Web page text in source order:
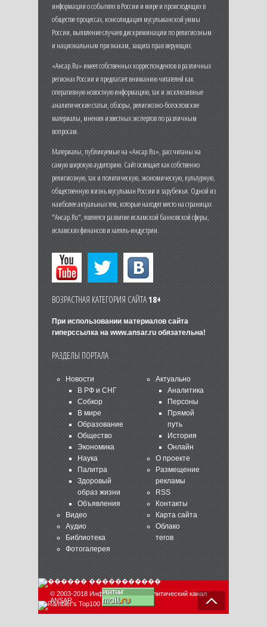
информации о событиях в России и мире и происходящих в
обществе процессах, консолидация мусульманской уммы
России, выявление случаев дискриминации по религиозным
и национальным признакам, защита прав верующих.
«Ансар.Ru» имеет собственных корреспондентов в различных
регионах России и предлагает вниманию читателей как
оперативную новостную информацию, так и эксклюзивные
аналитические статьи, обзоры, религиозно-богословские
материалы, мнения известных экспертов по различным
вопросам.
Материалы, публикуемые на «Ансар.Ru», рассчитаны на
самую широкую аудиторию. Сайт освещает как собственно
религиозную, так и политическую, экономическую, культурную,
общественную жизнь мусульман России и зарубежья. Одной из
наиболее актуальных тем, которые находят место на страницах
"Ансар.Ru", является развитие исламской банковской сферы,
исламских финансов и халяль-индустрии.
ВОЗРАСТНАЯ КАТЕГОРИЯ САЙТА18+
При использовании материалов сайта
гиперссылка на www.ansar.ruобязательна!
РАЗДЕЛЫ ПОРТАЛА
Новости
В РФ и СНГ
Собкор
В мире
Образование
Общество
Экономика
Наука
Палитра
Здоровый
образ жизни
Объявления
Видео
Аудио
Библиотека
Фотогалерея
Актуально
Аналитика
Персоны
Прямой
путь
История
Онлайн
О проекте
Размещение
рекламы
RSS
Контакты
Карта сайта
Облако
тегов
© 2003-2018 Информационно-аналитический канал
ANSAR